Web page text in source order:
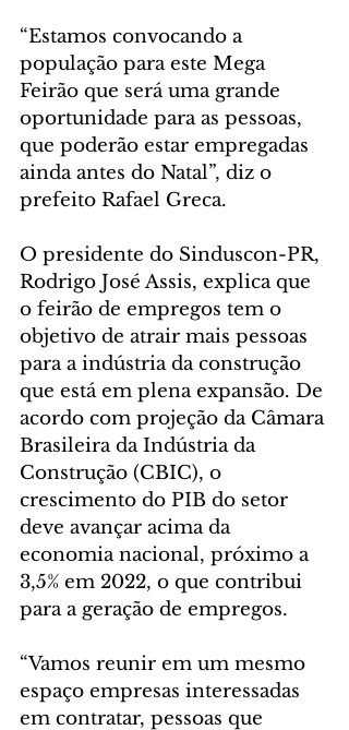
“Estamos convocando a
população para este Mega
Feirão que será uma grande
oportunidade para as pessoas,
que poderão estar empregadas
ainda antes do Natal”, diz o
prefeito Rafael Greca.
O presidente do Sinduscon-PR,
Rodrigo José Assis, explica que
o feirão de empregos tem o
objetivo de atrair mais pessoas
para a indústria da construção
que está em plena expansão. De
acordo com projeção da Câmara
Brasileira da Indústria da
Construção (CBIC), o
crescimento do PIB do setor
deve avançar acima da
economia nacional, próximo a
3,5% em 2022, o que contribui
para a geração de empregos.
“Vamos reunir em um mesmo
espaço empresas interessadas
em contratar, pessoas que